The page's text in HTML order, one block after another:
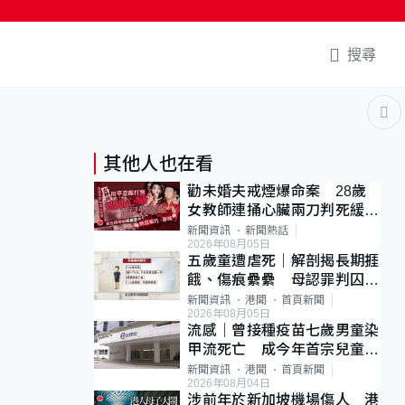
搜尋
其他人也在看
勸未婚夫戒煙爆命案 28歲
女教師連捅心臟兩刀判死緩
母斥判太重已上訴
新聞資訊
新聞熱話
2026年08月05日
五歲童遭虐死｜解剖揭長期捱
餓、傷痕纍纍 母認罪判囚
22年 官斥冷血：同類案最
惡劣
新聞資訊 港聞
首頁新聞
2026年08月05日
流感｜曾接種疫苗七歲男童染
甲流死亡 成今年首宗兒童感
染離世個案
新聞資訊 港聞
首頁新聞
2026年08月04日
涉前年於新加坡機場傷人 港